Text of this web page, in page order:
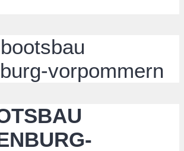
bootsbau
vorpommern